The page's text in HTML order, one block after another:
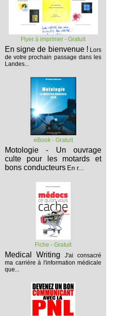
Flyer à imprimer - Gratuit
En signe de bienvenue ! Lors
de votre prochain passage dans les
Landes...
eBook - Gratuit
Motologie - Un ouvrage
culte pour les motards et
bons conducteurs En r...
Fiche - Gratuit
Medical Writing
J'ai consacré
ma carrière à l'information médicale
que...